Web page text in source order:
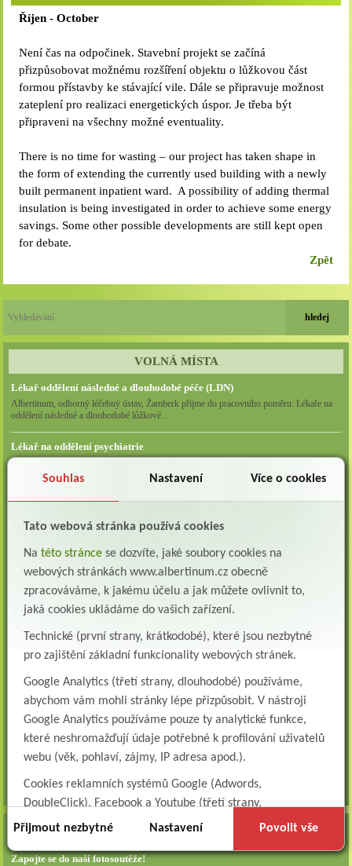
Říjen - October
Není čas na odpočinek. Stavební projekt se začíná
přizpůsobovat možnému rozšíření objektu o lůžkovou část
formou přístavby ke stávající vile. Dále se připravuje možnost
zateplení pro realizaci energetických úspor. Je třeba být
připraveni na všechny možné eventuality.
There is no time for wasting – our project has taken shape in
the form of extending the currently used building with a newly
built permanent inpatient ward. A possibility of adding thermal
insulation is being investigated in order to achieve some energy
savings. Some other possible developments are still kept open
for debate.
Zpět
VOLNÁ MÍSTA
Lékař oddělení následné a dlouhodobé péče (LDN)
Albertinum, odborný léčebný ústav, Žamberk přijme do pracovního poměru: Lékaře na
oddělení následné a dlouhodobé lůžkové...
Lékař na oddělení psychiatrie
oddělení psychiatrie ...
Lékař oddělení pneumologie a ftizeologie (plicní oddělení)
Albertinum, odborný léčebný ústav, Žamberk přijme do pracovního poměru: Lékaře na
oddělení pneumologie a ftizeologie (pl...
Všeobecná/praktická sestra na LDN
Přidejte se k nám Do našeho týmu přijmeme všeobecnou nebo praktickou sestru na
lůžkové oddělení následné a dlouhodobé pé...
Albertinum, odborný léčebný ústav, přijme do pracovního poměru: VŠEOBECNÁ
SESTRA na oddělení pneumologie a ftizeologiePr...
Logoped/klinický logoped
Albertinum, OLÚ, Žamberk přijme
KLINICKÉHO LOGOPEDA Nab...
Ergoterapeut/ka
Albertinum, odborný léčebný ústav, přijme do pracovního
všechna volná místa »
AKTUALITY
Zapojte se do naší fotosoutěže!
Souhlas Nastavení Více o cookies
Tato webová stránka používá cookies
Na této stránce se dozvíte, jaké soubory cookies na
webových stránkách www.albertinum.cz obecně
zpracováváme, k jakému účelu a jak můžete ovlivnit to,
jaká cookies ukládáme do vašich zařízení.
Technické (první strany, krátkodobé), které jsou nezbytné
pro zajištění základní funkcionality webových stránek.
Google Analytics (třetí strany, dlouhodobé) používáme,
abychom vám mohli stránky lépe přizpůsobit. V nástroji
Google Analytics používáme pouze ty analytické funkce,
které neshromažďují údaje potřebné k profilování uživatelů
webu (věk, pohlaví, zájmy, IP adresa apod.).
Cookies reklamních systémů Google (Adwords,
DoubleClick), Facebook a Youtube (třetí strany,
dlouhodobé). Tyto
cookiesslouží k marketingovému
například prostřednictvím personalizované reklamy na
Přijmout nezbytné Nastavení Povolit vše